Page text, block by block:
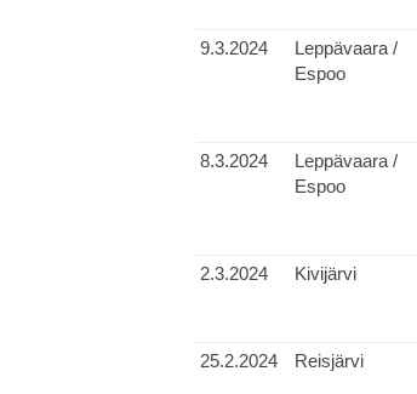
9.3.2024
Leppävaara /
Espoo
8.3.2024
Leppävaara /
Espoo
2.3.2024 Kivijärvi
25.2.2024 Reisjärvi